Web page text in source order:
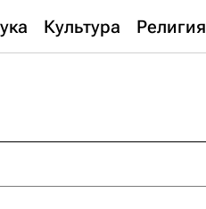
Культура Религия